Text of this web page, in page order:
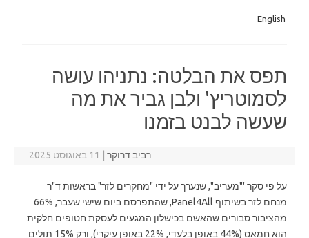
English
תפס את הבלטה: נתניהו עושה
לסמוטריץ' ולבן גביר את מה
שעשה לבנט בזמנו
רביב דרוקר 11 באוגוסט 2025
על פי סקר '"מעריב", שנערך על ידי "מחקרים לזר" בראשות ד"ר
מנחם לזר בשיתוף Panel4All, שהתפרסם ביום שישי שעבר, 66%
מהציבור סבורים שהאשם בכישלון המגעים לעסקת חטופים חלקית
הוא חמאס (44% באופן בלעדי, 22% באופן עיקרי), ורק 15% תולים